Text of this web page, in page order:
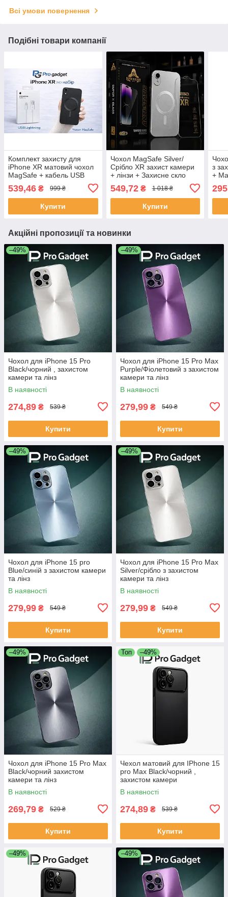
Всі умови повернення
Подібні товари компанії
Комплект захисту для
iPhone XR матовий чохол
MagSafe + кабель USB
539,46 ₴ 999 ₴
Купити
Чохол MagSafe Silver/
Срібло XR захист камери
+ лінзи + Захисне скло
iPhone XR | Комплект
захисту 2в1
549,72₴ 1 018 ₴
Купити
з
+
Акційні пропозиції та новинки
–49%
Чохол для iPhone 15 Pro
Black/чорний , захистом
камери та лінз
В наявності
274,89 ₴ 539 ₴
Купити
–49%
Чохол для iPhone 15 Pro Max
Purple/Фіолетовий з захистом
камери та лінз
В наявності
279,99 ₴ 549 ₴
Купити
–49%
Чохол для iPhone 15 pro
Blue/синій з захистом камери
та лінз
В наявності
279,99 ₴ 549 ₴
Купити
–49%
Чохол для iPhone 15 Pro Max
Silver/срібло з захистом
камери та лінз
В наявності
279,99 ₴ 549 ₴
Купити
–49%
Чохол для iPhone 15 Pro Max
Black/чорний захистом
камери та лінз
В наявності
269,79 ₴ 529 ₴
Купити
Топ –49%
Чехол матовий для IPhone 15
pro Max Black/чорний ,
захистом камери
В наявності
274,89 ₴ 539 ₴
Купити
–49% –49%